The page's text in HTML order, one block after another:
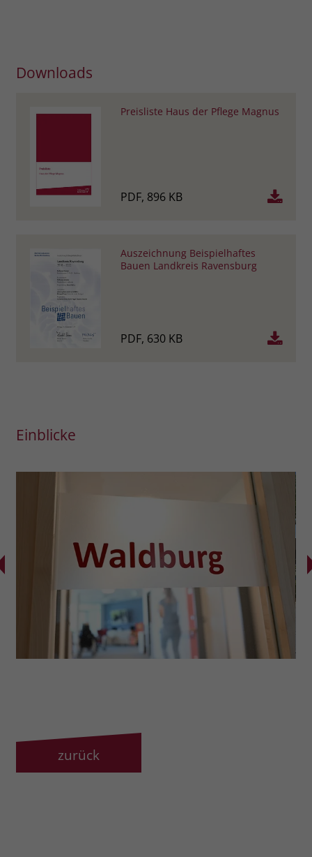
Downloads
Preisliste Haus der Pflege Magnus
PDF, 896 KB
Auszeichnung Beispielhaftes
Bauen Landkreis Ravensburg
PDF, 630 KB
Einblicke
zurück